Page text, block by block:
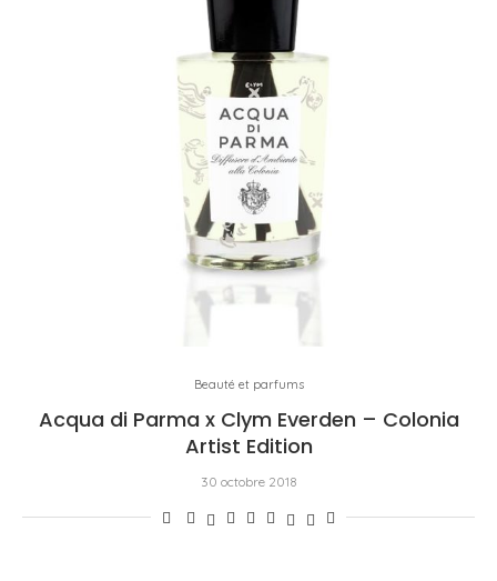
Beauté et parfums
Acqua di Parma x Clym Everden – Colonia
Artist Edition
30 octobre 2018